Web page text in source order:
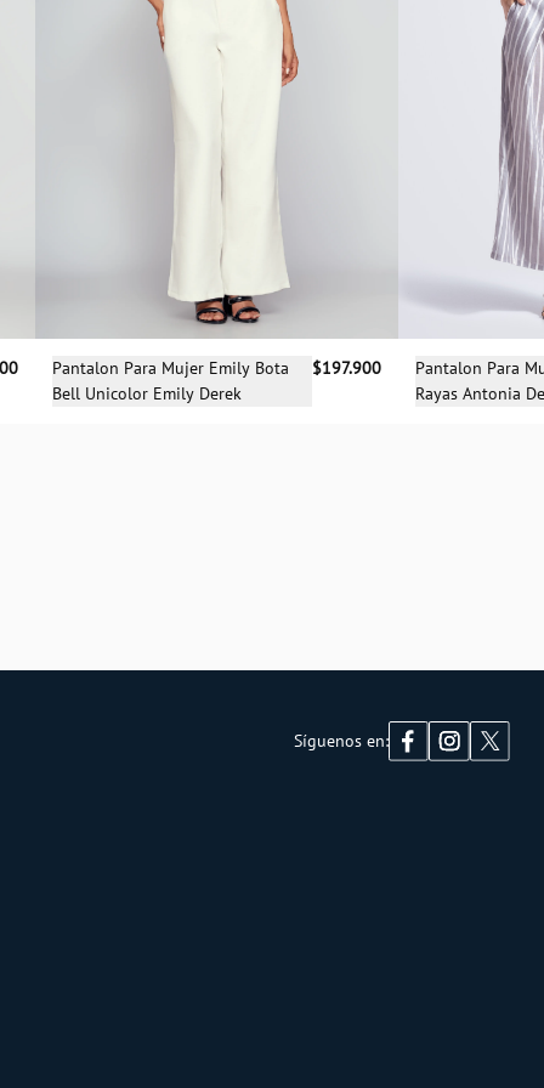
Selecciona una talla
14
Pantalon Para Mujer Emily Bota
Bell Unicolor Emily Derek
$197.900
Pantalon Para
Rayas Antonia
Síguenos en: